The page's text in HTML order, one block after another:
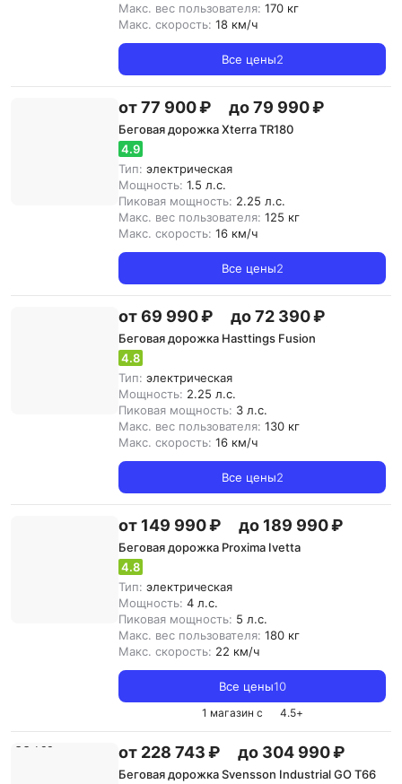
Макс. вес пользователя: 170 кг
Макс. скорость: 18 км/ч
Все цены2
от 77 900 ₽ до 79 990 ₽
Беговая дорожка Xterra TR180
4.9
Тип: электрическая
Мощность: 1.5 л.с.
Пиковая мощность: 2.25 л.с.
Макс. вес пользователя: 125 кг
Макс. скорость: 16 км/ч
Все цены2
от 69 990 ₽ до 72 390 ₽
Беговая дорожка Hasttings Fusion
4.8
Тип: электрическая
Мощность: 2.25 л.с.
Пиковая мощность: 3 л.с.
Макс. вес пользователя: 130 кг
Макс. скорость: 16 км/ч
Все цены2
от 149 990 ₽ до 189 990 ₽
Беговая дорожка Proxima Ivetta
4.8
Тип: электрическая
Мощность: 4 л.с.
Пиковая мощность: 5 л.с.
Макс. вес пользователя: 180 кг
Макс. скорость: 22 км/ч
Все цены10
1 магазин с 4.5+
от 228 743 ₽ до 304 990 ₽
Беговая дорожка Svensson Industrial GO T66